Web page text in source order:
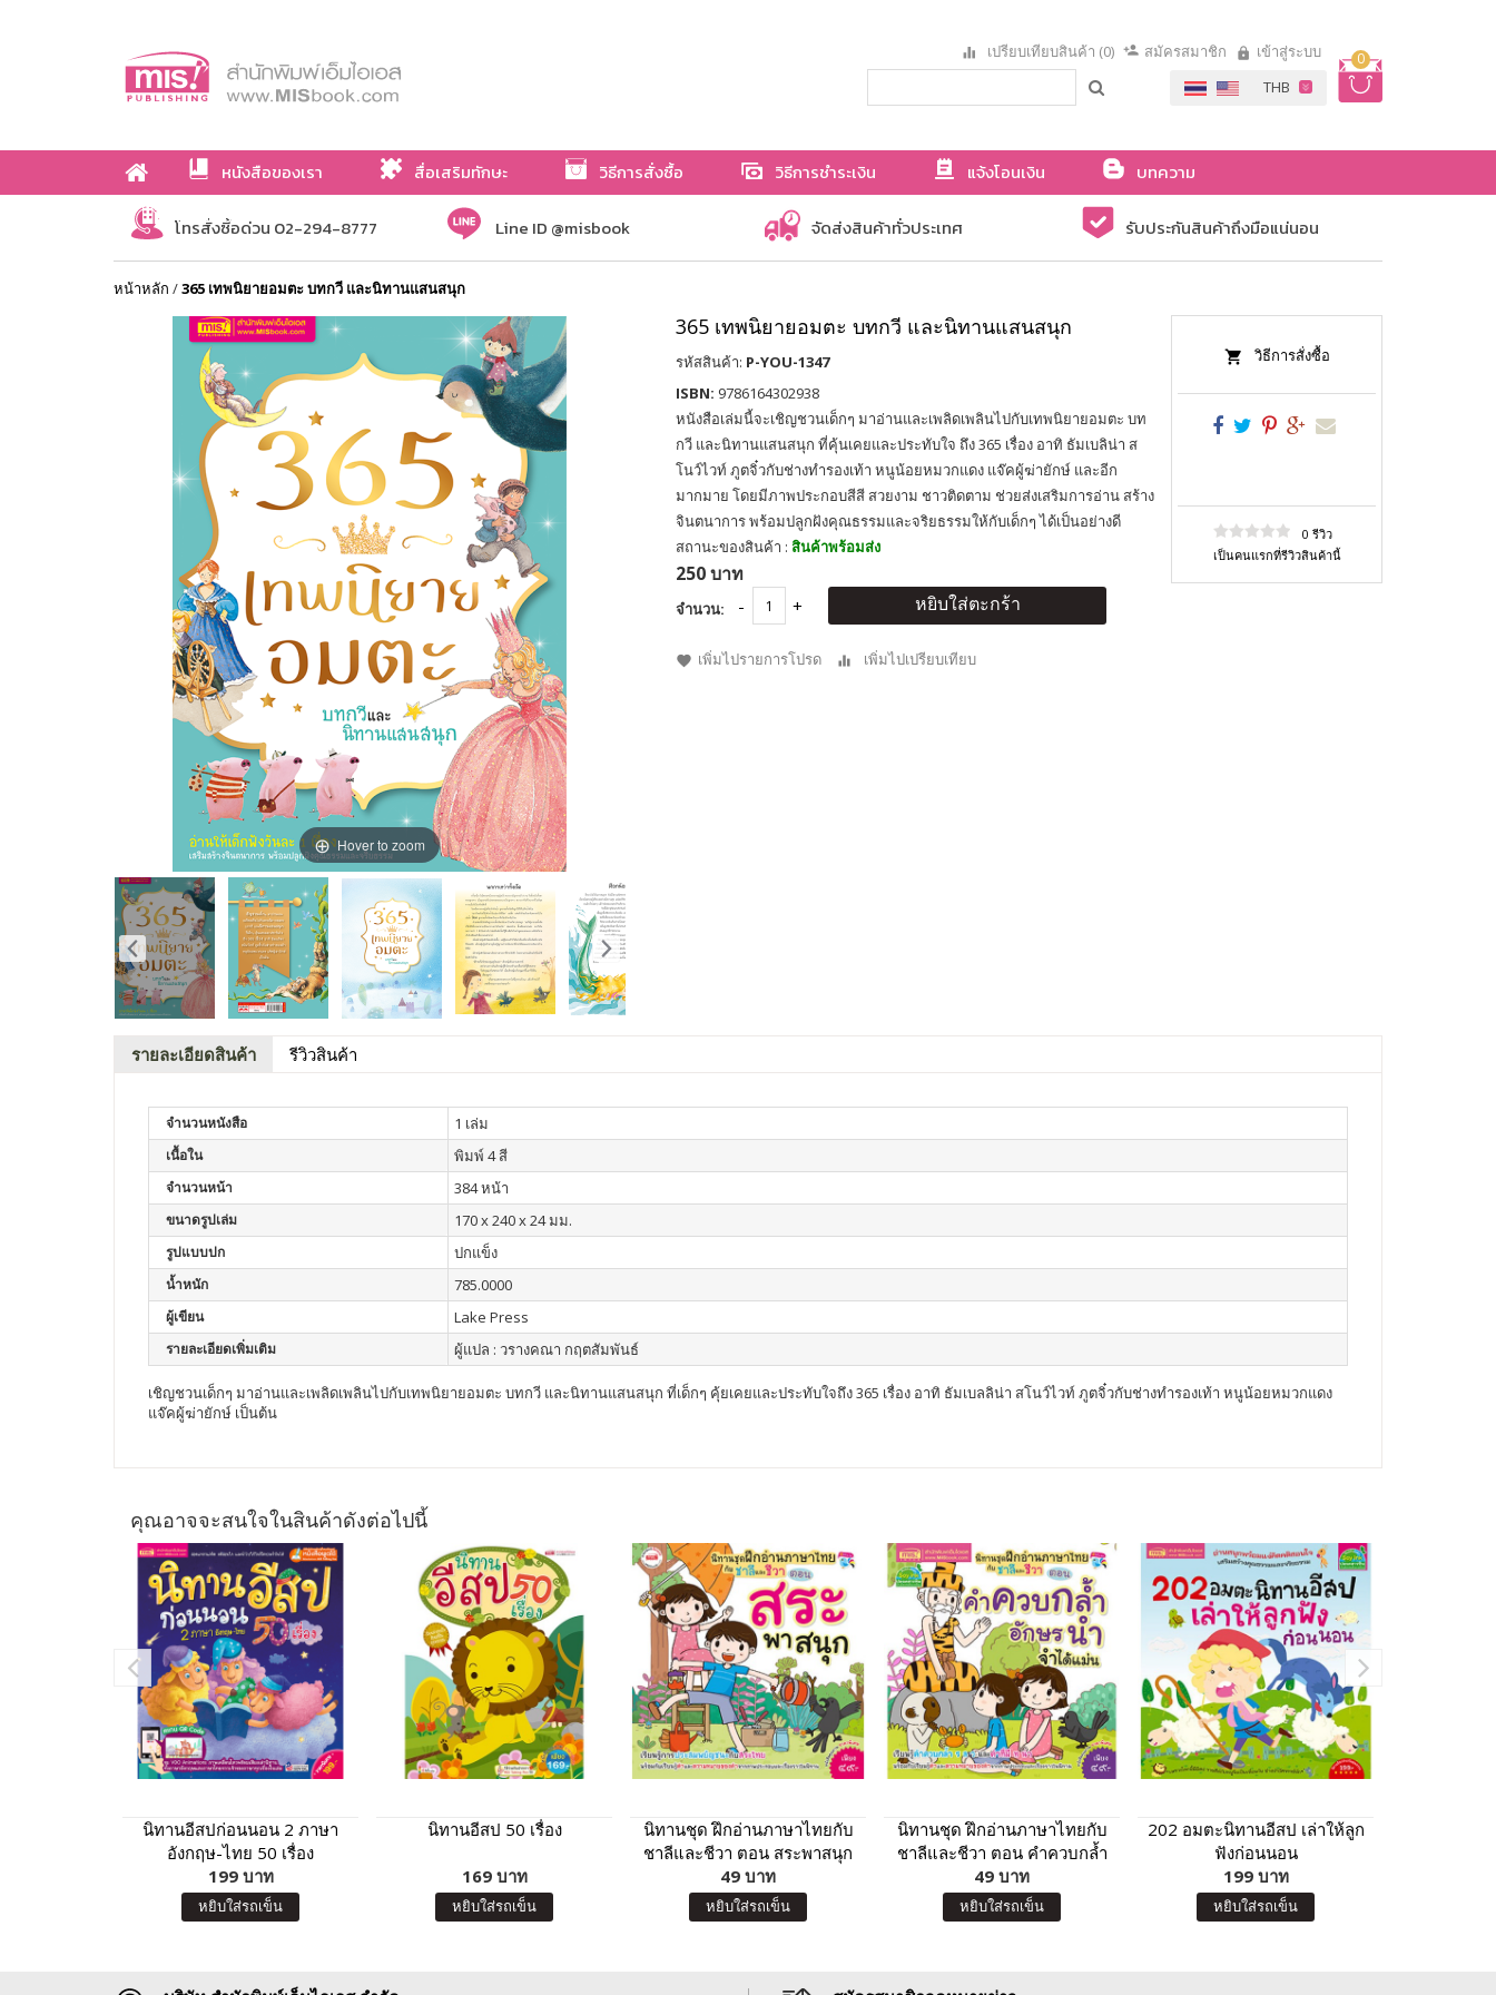
0
เปรียบเทียบสินค้า (0) สมัครสมาชิก เข้าสู่ระบบ
หนังสือของเรา สื่อเสริมทักษะ วิธีการสั่งซื้อ วิธีการชำระเงิน แจ้งโอนเงิน
บทความ
เกี่ยวกับเรา
โทรสั่งซื้อด่วน 02-294-8777 Line ID @misbook จัดส่งสินค้าทั่วประเทศ รับประกันสินค้าถึงมือแน่นอน
หน้าหลัก /365 เทพนิยายอมตะ บทกวี และนิทานแสนสนุก
Hover to zoom
365 เทพนิยายอมตะ บทกวี และนิทานแสนสนุก
รหัสสินค้า: P-YOU-1347
ISBN: 9786164302938
หนังสือเล่มนี้จะเชิญชวนเด็กๆ มาอ่านและเพลิดเพลินไปกับเทพนิยายอมตะ บท
กวี และนิทานแสนสนุก ที่คุ้นเคยและประทับใจ ถึง 365 เรื่อง อาทิ ธัมเบลิน่า ส
โนว์ไวท์ ภูตจิ๋วกับช่างทำรองเท้า หนูน้อยหมวกแดง แจ๊คผู้ฆ่ายักษ์ และอีก
มากมาย โดยมีภาพประกอบสีสี สวยงาม ชาวติดตาม ช่วยส่งเสริมการอ่าน สร้าง
จินตนาการ พร้อมปลูกฝังคุณธรรมและจริยธรรมให้กับเด็กๆ ได้เป็นอย่างดี
สถานะของสินค้า : สินค้าพร้อมส่ง
250 บาท
จำนวน: หยิบใส่ตะกร้า
เพิ่มไปรายการโปรด เพิ่มไปเปรียบเทียบ
วิธีการสั่งซื้อ
0 รีวิว
เป็นคนแรกที่รีวิวสินค้านี้
รายละเอียดสินค้า รีวิวสินค้า
จำนวนหนังสือ 1 เล่ม
เนื้อใน พิมพ์ 4 สี
จำนวนหน้า 384 หน้า
ขนาดรูปเล่ม 170 x 240 x 24 มม.
รูปแบบปก ปกแข็ง
น้ำหนัก 785.0000
ผู้เขียน Lake Press
รายละเอียดเพิ่มเติม ผู้แปล : วรางคณา กฤตสัมพันธ์
เชิญชวนเด็กๆ มาอ่านและเพลิดเพลินไปกับเทพนิยายอมตะ บทกวี และนิทานแสนสนุก ที่เด็กๆ คุ้ยเคยและประทับใจถึง 365 เรื่อง อาทิ ธัมเบลลิน่า สโนว์ไวท์ ภูตจิ๋วกับช่างทำรองเท้า หนูน้อยหมวกแดง
แจ๊คผู้ฆ่ายักษ์ เป็นต้น
คุณอาจจะสนใจในสินค้าดังต่อไปนี้
นิทานอีสปก่อนนอน 2 ภาษา
อังกฤษ-ไทย 50 เรื่อง
199 บาท
หยิบใส่รถเข็น
นิทานอีสป 50 เรื่อง
169 บาท
หยิบใส่รถเข็น
นิทานชุด ฝึกอ่านภาษาไทยกับ
ชาลีและชีวา ตอน สระพาสนุก
49 บาท
หยิบใส่รถเข็น
นิทานชุด ฝึกอ่านภาษาไทยกับ
ชาลีและชีวา ตอน คำควบกล้ำ
อักษรนำ จำได้แม่น
49 บาท
หยิบใส่รถเข็น
202 อมตะนิทานอีสป เล่าให้ลูก
ฟังก่อนนอน
199 บาท
หยิบใส่รถเข็น